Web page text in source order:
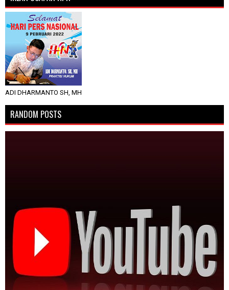
ADI DHARMANTO SH, MH
RANDOM POSTS